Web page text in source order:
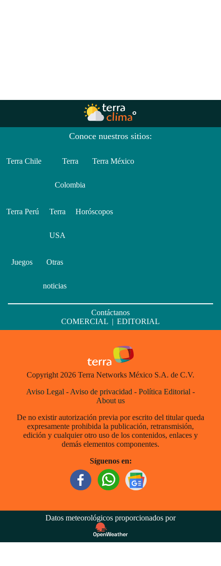
Conoce nuestros sitios:
Terra Chile Terra
Colombia
Terra México
Terra Perú Terra
USA
Horóscopos
Juegos Otras
noticias
Contáctanos
COMERCIAL | EDITORIAL
Copyright 2026 Terra Networks México S.A. de C.V.
Aviso Legal - Aviso de privacidad - Política Editorial -
About us
De no existir autorización previa por escrito del titular queda
expresamente prohibida la publicación, retransmisión,
edición y cualquier otro uso de los contenidos, enlaces y
demás elementos componentes.
Síguenos en:
Datos meteorológicos proporcionados por